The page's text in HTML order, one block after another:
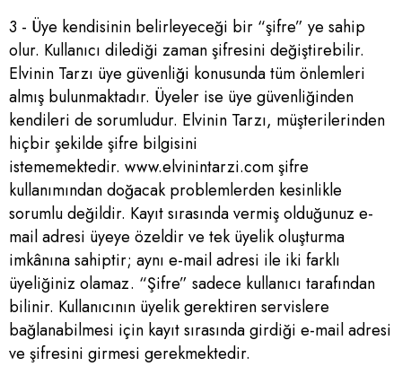
3 - Üye kendisinin belirleyeceği bir “şifre” ye sahip
olur. Kullanıcı dilediği zaman şifresini değiştirebilir.
Elvinin Tarzı üye güvenliği konusunda tüm önlemleri
almış bulunmaktadır. Üyeler ise üye güvenliğinden
kendileri de sorumludur. Elvinin Tarzı, müşterilerinden
hiçbir şekilde şifre bilgisini
istememektedir. www.elvinintarzi.com şifre
kullanımından doğacak problemlerden kesinlikle
sorumlu değildir. Kayıt sırasında vermiş olduğunuz e-
mail adresi üyeye özeldir ve tek üyelik oluşturma
imkânına sahiptir; aynı e-mail adresi ile iki farklı
üyeliğiniz olamaz. “Şifre” sadece kullanıcı tarafından
bilinir. Kullanıcının üyelik gerektiren servislere
bağlanabilmesi için kayıt sırasında girdiği e-mail adresi
ve şifresini girmesi gerekmektedir.